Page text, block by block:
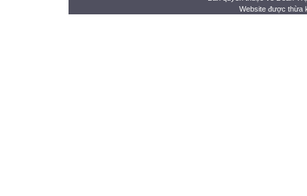
Website được thừa